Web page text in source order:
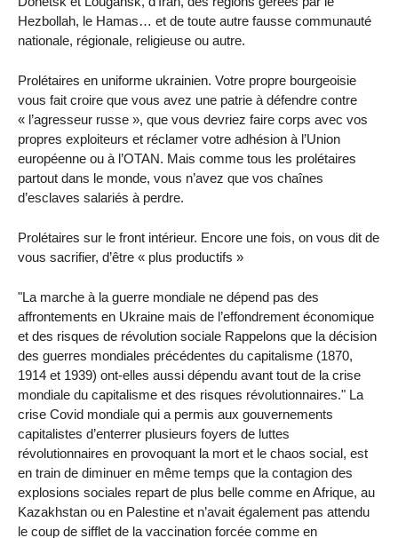
Hezbollah, le Hamas… et de toute autre fausse communauté
nationale, régionale, religieuse ou autre.
Prolétaires en uniforme ukrainien. Votre propre bourgeoisie
vous fait croire que vous avez une patrie à défendre contre
« l’agresseur russe », que vous devriez faire corps avec vos
propres exploiteurs et réclamer votre adhésion à l’Union
européenne ou à l’OTAN. Mais comme tous les prolétaires
partout dans le monde, vous n’avez que vos chaînes
d’esclaves salariés à perdre.
Prolétaires sur le front intérieur. Encore une fois, on vous dit de
vous sacrifier, d’être « plus productifs »
"La marche à la guerre mondiale ne dépend pas des
affrontements en Ukraine mais de l’effondrement économique
et des risques de révolution sociale Rappelons que la décision
des guerres mondiales précédentes du capitalisme (1870,
1914 et 1939) ont-elles aussi dépendu avant tout de la crise
mondiale du capitalisme et des risques révolutionnaires." La
crise Covid mondiale qui a permis aux gouvernements
capitalistes d’enterrer plusieurs foyers de luttes
révolutionnaires en provoquant la mort et le chaos social, est
en train de diminuer en même temps que la contagion des
explosions sociales repart de plus belle comme en Afrique, au
Kazakhstan ou en Palestine et n’avait également pas attendu
le coup de sifflet de la vaccination forcée comme en